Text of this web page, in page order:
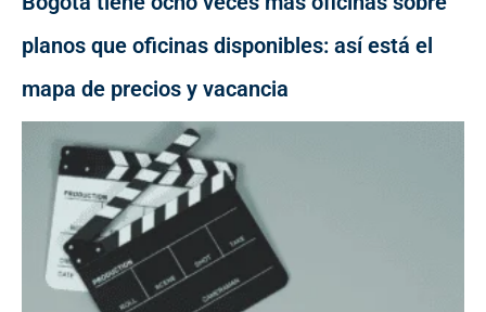
planos que oficinas disponibles: así está el
mapa de precios y vacancia